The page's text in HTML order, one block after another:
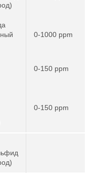
0-1000 ppm
0-150 ppm
0-150 ppm